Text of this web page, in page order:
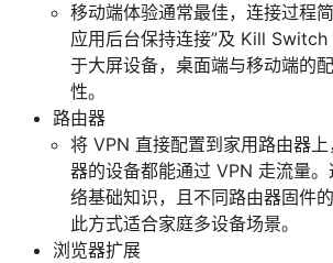
移动端体验通常最佳，连接过程
应用后台保持连接”及 Kill
于大屏设备，桌面端与移动端的
性。
路由器
将 VPN 直接配置到家用路由器
器的设备都能通过 VPN 走流量
络基础知识，且不同路由器固件的
此方式适合家庭多设备场景。
浏览器扩展